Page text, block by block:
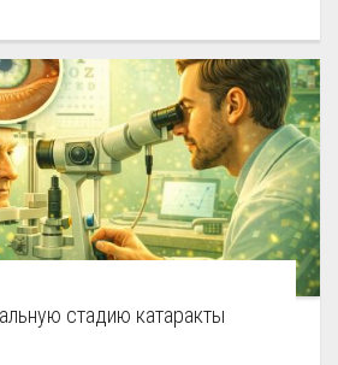
стадию катаракты